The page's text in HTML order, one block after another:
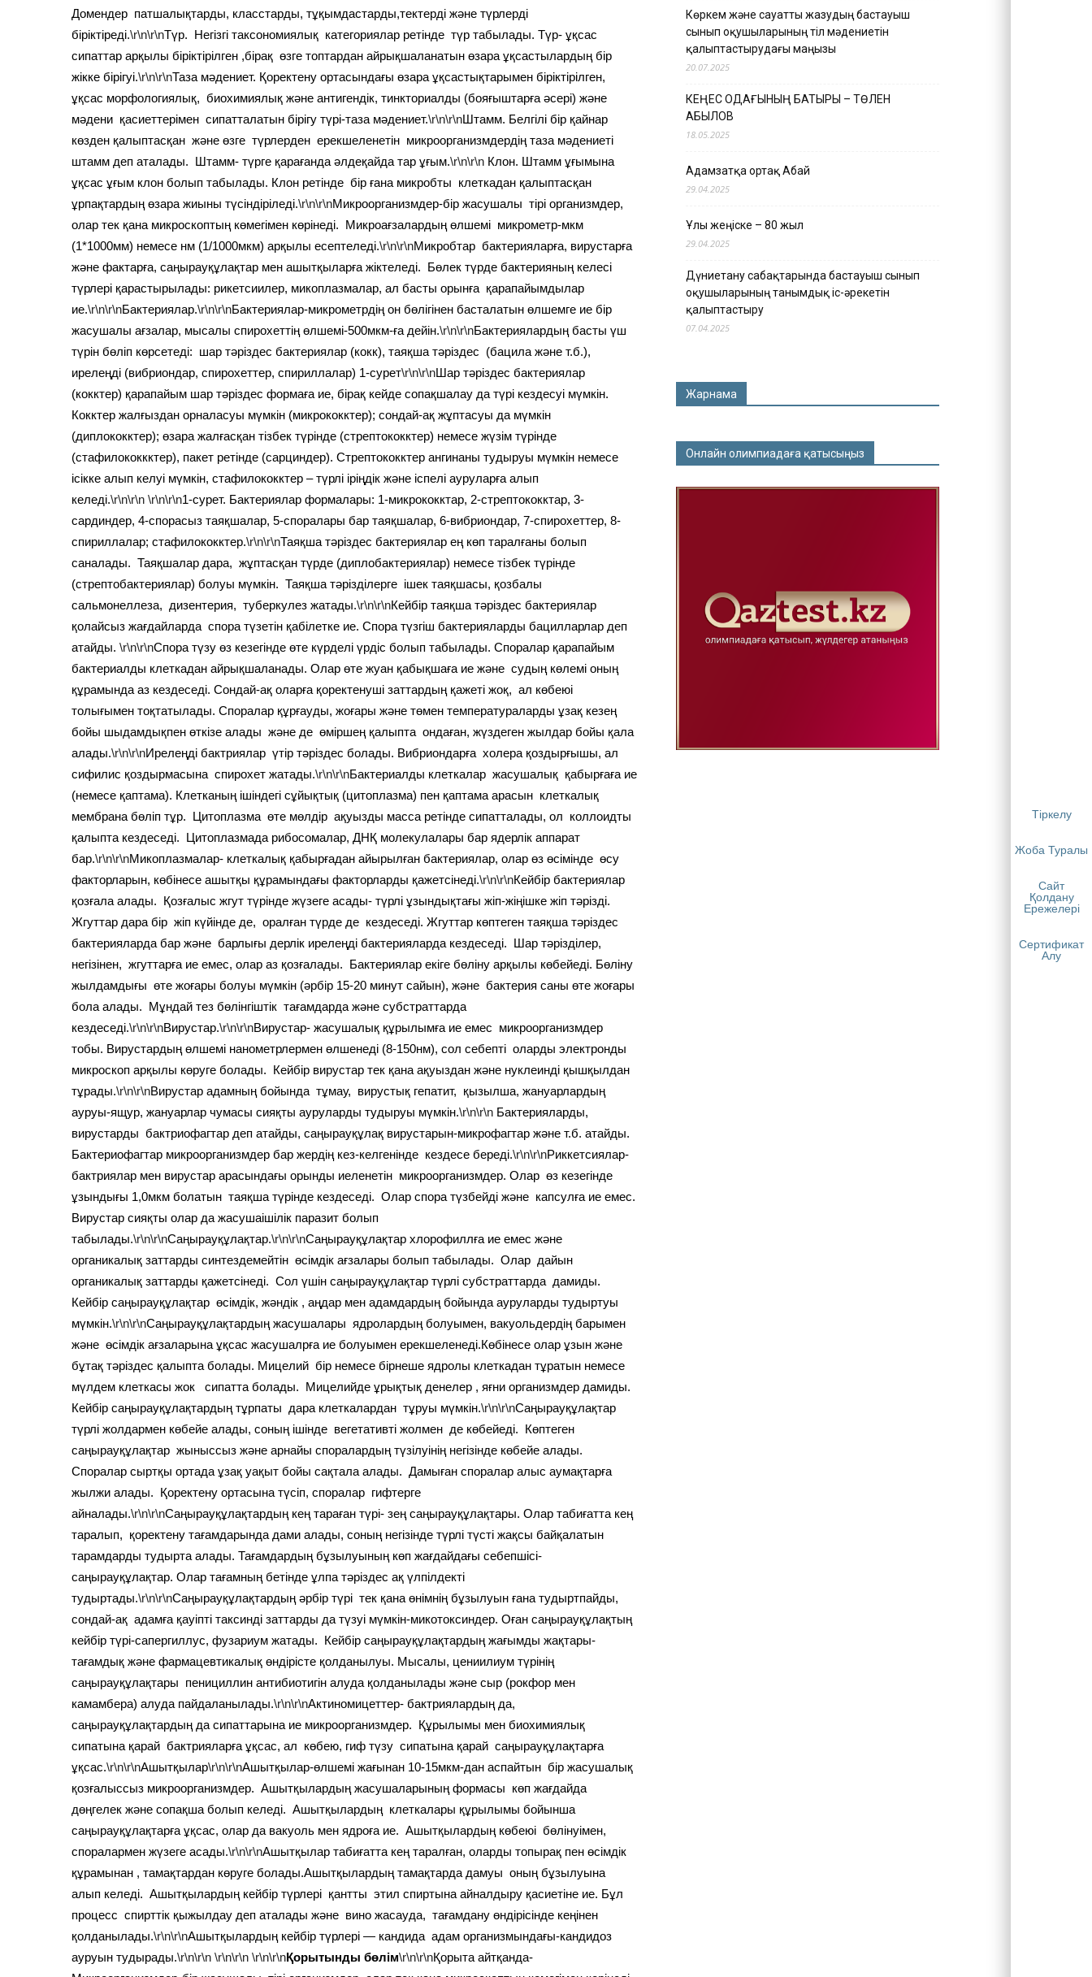
Тіркелу
Жоба Туралы
Сайт
Қолдану
Ережелері
Сертификат
Алу
Домендер патшалықтарды, класстарды, тұқымдастарды,тектерді және түрлерді
біріктіреді.\r\n\r\nТүр. Негізгі таксономиялық категориялар ретінде түр табылады. Түр- ұқсас
сипаттар арқылы біріктірілген ,бірақ өзге топтардан айрықшаланатын өзара ұқсастылардың бір
жікке бірігуі.\r\n\r\nТаза мәдениет. Қоректену ортасындағы өзара ұқсастықтарымен біріктірілген,
ұқсас морфологиялық, биохимиялық және антигендік, тинкториалды (бояғыштарға әсері) және
мәдени қасиеттерімен сипатталатын бірігу түрі-таза мәдениет.\r\n\r\nШтамм. Белгілі бір қайнар
көзден қалыптасқан және өзге түрлерден ерекшеленетін микроорганизмдердің таза мәдениеті
штамм деп аталады. Штамм- түрге қарағанда әлдеқайда тар ұғым.\r\n\r\n Клон. Штамм ұғымына
ұқсас ұғым клон болып табылады. Клон ретінде бір ғана микробты клеткадан қалыптасқан
ұрпақтардың өзара жиыны түсіндіріледі.\r\n\r\nМикроорганизмдер-бір жасушалы тірі организмдер,
олар тек қана микроскоптың көмегімен көрінеді. Микроағзалардың өлшемі микрометр-мкм
(1*1000мм) немесе нм (1/1000мкм) арқылы есептеледі.\r\n\r\nМикробтар бактерияларға, вирустарға
және фактарға, саңырауқұлақтар мен ашытқыларға жіктеледі. Бөлек түрде бактерияның келесі
түрлері қарастырылады: рикетсиилер, микоплазмалар, ал басты орынға қарапайымдылар
ие.\r\n\r\nБактериялар.\r\n\r\nБактериялар-микрометрдің он бөлігінен басталатын өлшемге ие бір
жасушалы ағзалар, мысалы спирохеттің өлшемі-500мкм-ға дейін.\r\n\r\nБактериялардың басты үш
түрін бөліп көрсетеді: шар тәріздес бактериялар (кокк), таяқша тәріздес (бацила және т.б.),
ирелеңді (вибриондар, спирохеттер, спириллалар) 1-сурет\r\n\r\nШар тәріздес бактериялар
(кокктер) қарапайым шар тәріздес формаға ие, бірақ кейде сопақшалау да түрі кездесуі мүмкін.
Кокктер жалғыздан орналасуы мүмкін (микрококктер); сондай-ақ жұптасуы да мүмкін
(диплококктер); өзара жалғасқан тізбек түрінде (стрептококктер) немесе жүзім түрінде
(стафилококкктер), пакет ретінде (сарциндер). Стрептококктер ангинаны тудыруы мүмкін немесе
ісікке алып келуі мүмкін, стафилококктер – түрлі іріңдік және іспелі ауруларға алып
келеді.\r\n\r\n \r\n\r\n1-сурет. Бактериялар формалары: 1-микрококктар, 2-стрептококктар, 3-
сардиндер, 4-спорасыз таяқшалар, 5-споралары бар таяқшалар, 6-вибриондар, 7-спирохеттер, 8-
спириллалар; стафилококктер.\r\n\r\nТаяқша тәріздес бактериялар ең көп таралғаны болып
саналады. Таяқшалар дара, жұптасқан түрде (диплобактериялар) немесе тізбек түрінде
(стрептобактериялар) болуы мүмкін. Таяқша тәрізділерге ішек таяқшасы, қозбалы
сальмонеллеза, дизентерия, туберкулез жатады.\r\n\r\nКейбір таяқша тәріздес бактериялар
қолайсыз жағдайларда спора түзетін қабілетке ие. Спора түзгіш бактерияларды бацилларлар деп
атайды. \r\n\r\nСпора түзу өз кезегінде өте күрделі үрдіс болып табылады. Споралар қарапайым
бактериалды клеткадан айрықшаланады. Олар өте жуан қабықшаға ие және судың көлемі оның
құрамында аз кездеседі. Сондай-ақ оларға қоректенуші заттардың қажеті жоқ, ал көбеюі
толығымен тоқтатылады. Споралар құрғауды, жоғары және төмен температураларды ұзақ кезең
бойы шыдамдықпен өткізе алады және де өміршең қалыпта ондаған, жүздеген жылдар бойы қала
алады.\r\n\r\nИрелеңді бактриялар үтір тәріздес болады. Вибриондарға холера қоздырғышы, ал
сифилис қоздырмасына спирохет жатады.\r\n\r\nБактериалды клеткалар жасушалық қабырғаға ие
(немесе қаптама). Клетканың ішіндегі сұйықтық (цитоплазма) пен қаптама арасын клеткалық
мембрана бөліп тұр. Цитоплазма өте мөлдір ақуызды масса ретінде сипатталады, ол коллоидты
қалыпта кездеседі. Цитоплазмада рибосомалар, ДНҚ молекулалары бар ядерлік аппарат
бар.\r\n\r\nМикоплазмалар- клеткалық қабырғадан айырылған бактериялар, олар өз өсімінде өсу
факторларын, көбінесе ашытқы құрамындағы факторларды қажетсінеді.\r\n\r\nКейбір бактериялар
қозғала алады. Қозғалыс жгут түрінде жүзеге асады- түрлі ұзындықтағы жіп-жіңішке жіп тәрізді.
Жгуттар дара бір жіп күйінде де, оралған түрде де кездеседі. Жгуттар көптеген таяқша тәріздес
бактерияларда бар және барлығы дерлік ирелеңді бактерияларда кездеседі. Шар тәрізділер,
негізінен, жгуттарға ие емес, олар аз қозғалады. Бактериялар екіге бөліну арқылы көбейеді. Бөліну
жылдамдығы өте жоғары болуы мүмкін (әрбір 15-20 минут сайын), және бактерия саны өте жоғары
бола алады. Мұндай тез бөлінгіштік тағамдарда және субстраттарда
кездеседі.\r\n\r\nВирустар.\r\n\r\nВирустар- жасушалық құрылымға ие емес микроорганизмдер
тобы. Вирустардың өлшемі нанометрлермен өлшенеді (8-150нм), сол себепті оларды электронды
микроскоп арқылы көруге болады. Кейбір вирустар тек қана ақуыздан және нуклеинді қышқылдан
тұрады.\r\n\r\nВирустар адамның бойында тұмау, вирустық гепатит, қызылша, жануарлардың
ауруы-ящур, жануарлар чумасы сияқты ауруларды тудыруы мүмкін.\r\n\r\n Бактерияларды,
вирустарды бактриофагтар деп атайды, саңырауқұлақ вирустарын-микрофагтар және т.б. атайды.
Бактериофагтар микроорганизмдер бар жердің кез-келгенінде кездесе береді.\r\n\r\nРиккетсиялар-
бактриялар мен вирустар арасындағы орынды иеленетін микроорганизмдер. Олар өз кезегінде
ұзындығы 1,0мкм болатын таяқша түрінде кездеседі. Олар спора түзбейді және капсулға ие емес.
Вирустар сияқты олар да жасушаішілік паразит болып
табылады.\r\n\r\nСаңырауқұлақтар.\r\n\r\nСаңырауқұлақтар хлорофиллға ие емес және
органикалық заттарды синтездемейтін өсімдік ағзалары болып табылады. Олар дайын
органикалық заттарды қажетсінеді. Сол үшін саңырауқұлақтар түрлі субстраттарда дамиды.
Кейбір саңырауқұлақтар өсімдік, жәндік , аңдар мен адамдардың бойында ауруларды тудыртуы
мүмкін.\r\n\r\nСаңырауқұлақтардың жасушалары ядролардың болуымен, вакуольдердің барымен
және өсімдік ағзаларына ұқсас жасушалрға ие болуымен ерекшеленеді.Көбінесе олар ұзын және
бұтақ тәріздес қалыпта болады. Мицелий бір немесе бірнеше ядролы клеткадан тұратын немесе
мүлдем клеткасы жок сипатта болады. Мицелийде ұрықтық денелер , яғни организмдер дамиды.
Кейбір саңырауқұлақтардың тұрпаты дара клеткалардан тұруы мүмкін.\r\n\r\nСаңырауқұлақтар
түрлі жолдармен көбейе алады, соның ішінде вегетативті жолмен де көбейеді. Көптеген
саңырауқұлақтар жыныссыз және арнайы споралардың түзілуінің негізінде көбейе алады.
Споралар сыртқы ортада ұзақ уақыт бойы сақтала алады. Дамыған споралар алыс аумақтарға
жылжи алады. Қоректену ортасына түсіп, споралар гифтерге
айналады.\r\n\r\nСаңырауқұлақтардың кең тараған түрі- зең саңырауқұлақтары. Олар табиғатта кең
таралып, қоректену тағамдарында дами алады, соның негізінде түрлі түсті жақсы байқалатын
тарамдарды тудырта алады. Тағамдардың бұзылуының көп жағдайдағы себепшісі-
саңырауқұлақтар. Олар тағамның бетінде ұлпа тәріздес ақ үлпілдекті
тудыртады.\r\n\r\nСаңырауқұлақтардың әрбір түрі тек қана өнімнің бұзылуын ғана тудыртпайды,
сондай-ақ адамға қауіпті таксинді заттарды да түзуі мүмкін-микотоксиндер. Оған саңырауқұлақтың
кейбір түрі-сапергиллус, фузариум жатады. Кейбір саңырауқұлақтардың жағымды жақтары-
тағамдық және фармацевтикалық өндірісте қолданылуы. Мысалы, цениилиум түрінің
саңырауқұлақтары пенициллин антибиотигін алуда қолданылады және сыр (рокфор мен
камамбера) алуда пайдаланылады.\r\n\r\nАктиномицеттер- бактриялардың да,
саңырауқұлақтардың да сипаттарына ие микроорганизмдер. Құрылымы мен биохимиялық
сипатына қарай бактрияларға ұқсас, ал көбею, гиф түзу сипатына қарай саңырауқұлақтарға
ұқсас.\r\n\r\nАшытқылар\r\n\r\nАшытқылар-өлшемі жағынан 10-15мкм-дан аспайтын бір жасушалық
қозғалыссыз микроорганизмдер. Ашытқылардың жасушаларының формасы көп жағдайда
дөңгелек және сопақша болып келеді. Ашытқылардың клеткалары құрылымы бойынша
саңырауқұлақтарға ұқсас, олар да вакуоль мен ядроға ие. Ашытқылардың көбеюі бөлінуімен,
споралармен жүзеге асады.\r\n\r\nАшытқылар табиғатта кең таралған, оларды топырақ пен өсімдік
құрамынан , тамақтардан көруге болады.Ашытқылардың тамақтарда дамуы оның бұзылуына
алып келеді. Ашытқылардың кейбір түрлері қантты этил спиртына айналдыру қасиетіне ие. Бұл
процесс спирттік қыжылдау деп аталады және вино жасауда, тағамдану өндірісінде кеңінен
қолданылады.\r\n\r\nАшытқылардың кейбір түрлері — кандида адам организмындағы-кандидоз
ауруын тудырады.\r\n\r\n \r\n\r\n \r\n\r\nҚорытынды бөлім\r\n\r\nҚорыта айтқанда-
Көркем және сауатты жазудың бастауыш
сынып оқушыларының тіл мәдениетін
қалыптастырудағы маңызы
20.07.2025
КЕҢЕС ОДАҒЫНЫҢ БАТЫРЫ – ТӨЛЕН
ҚАБЫЛОВ
18.05.2025
Адамзатқа ортақ Абай
29.04.2025
Ұлы жеңіске – 80 жыл
29.04.2025
Дүниетану сабақтарында бастауыш сынып
оқушыларының танымдық іс-әрекетін
қалыптастыру
07.04.2025
Жарнама
Онлайн олимпиадаға қатысыңыз